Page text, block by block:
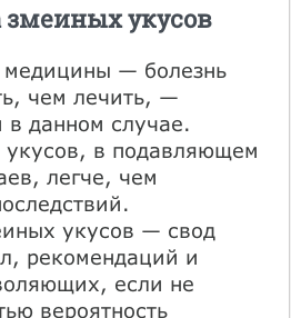
укусов
медицины — болезнь
чем лечить, —
в данном случае.
укусов, в подавляющем
легче, чем
укусов — свод
рекомендаций и
если не
вероятность